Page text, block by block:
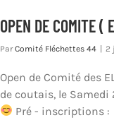
OPEN DE COMITE (
ParComité Fléchettes 44 | 2
Open de Comité des
de coutais, le Samedi
Pré - inscriptions :